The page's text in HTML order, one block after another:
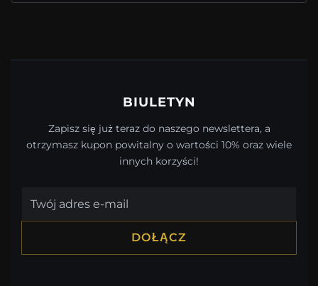
BIULETYN
Zapisz się już teraz do naszego newslettera, a
otrzymasz kupon powitalny o wartości 10% oraz wiele
innych korzyści!
DOŁĄCZ